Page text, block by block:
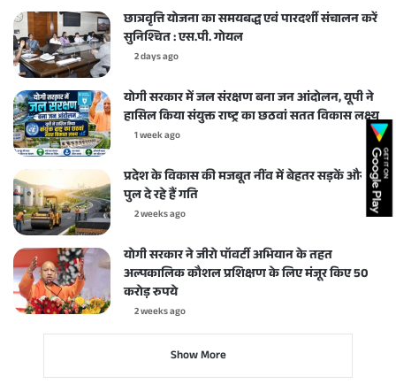
छात्रवृत्ति योजना का समयबद्ध एवं पारदर्शी संचालन करें
सुनिश्चित : एस.पी. गोयल
2 days ago
योगी सरकार में जल संरक्षण बना जन आंदोलन, यूपी ने
हासिल किया संयुक्त राष्ट्र का छठवां सतत विकास लक्ष्य
1 week ago
प्रदेश के विकास की मजबूत नींव में बेहतर सड़कें और
पुल दे रहे हैं गति
2 weeks ago
योगी सरकार ने जीरो पॉवर्टी अभियान के तहत
अल्पकालिक कौशल प्रशिक्षण के लिए मंजूर किए 50
करोड़ रुपये
2 weeks ago
Show More